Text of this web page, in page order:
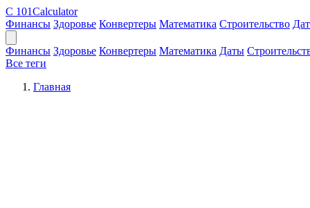
C 101Calculator
Финансы Здоровье Конвертеры Математика Строительство
Финансы Здоровье Конвертеры Математика Даты
Все теги
Главная